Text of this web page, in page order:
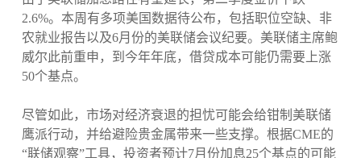
2.6%。本周有多项美国数据待公布，包括职位空缺、非
农就业报告以及6月份的美联储会议纪要。美联储主席鲍
威尔此前重申，到今年年底，借贷成本可能仍需要上涨
50个基点。
尽管如此，市场对经济衰退的担忧可能会给钳制美联储
鹰派行动，并给避险贵金属带来一些支撑。根据CME的
“联储观察”工具，投资者预计7月份加息25个基点的可能